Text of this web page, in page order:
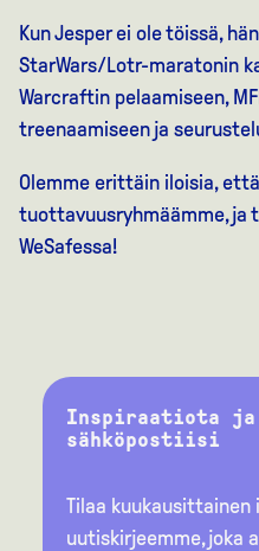
Kun Jesper ei ole töissä,
StarWars/Lotr-maratonin
Warcraftin pelaamiseen,
treenaamiseen ja
Olemme erittäin iloisia,
tuottavuusryhmäämme, ja
WeSafessa!
Inspiraatiota ja
sähköpostiisi
Tilaa kuukausittainen
uutiskirjeemme, joka